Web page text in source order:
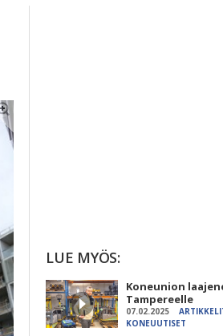
LUE MYÖS:
Koneunion
Tampereelle
07.02.2025
KONEUUTISET